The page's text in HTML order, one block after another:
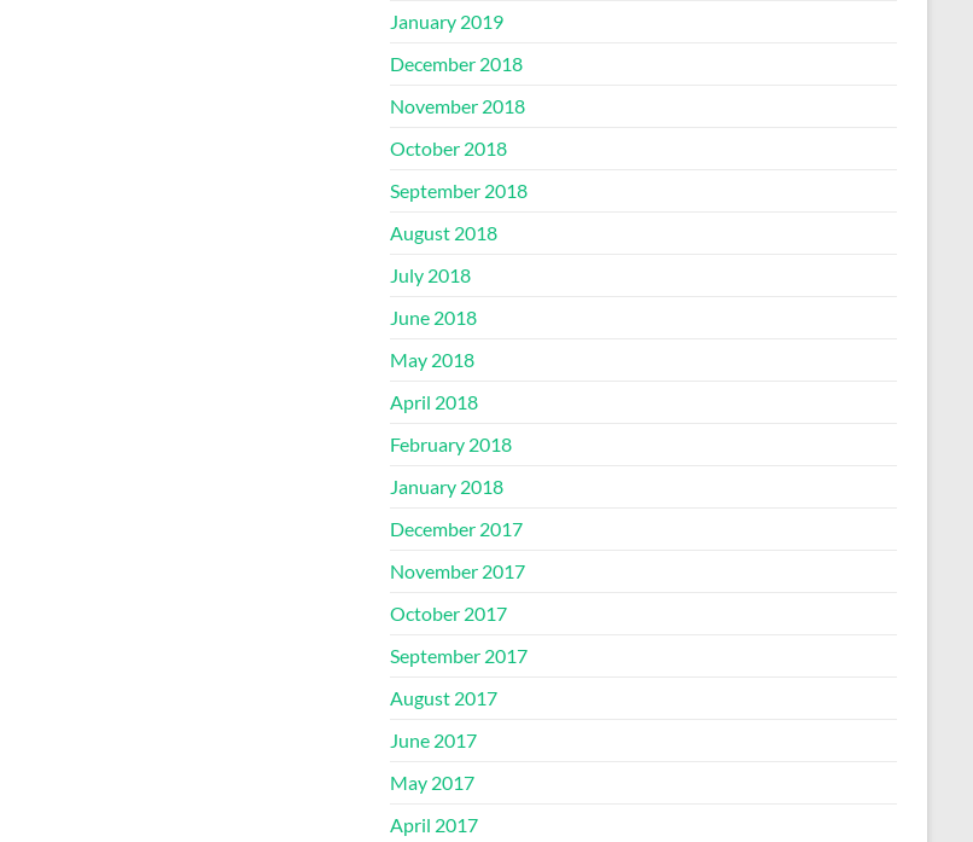
January 2019
December 2018
November 2018
October 2018
September 2018
August 2018
July 2018
June 2018
May 2018
April 2018
February 2018
January 2018
December 2017
November 2017
October 2017
September 2017
August 2017
June 2017
May 2017
April 2017